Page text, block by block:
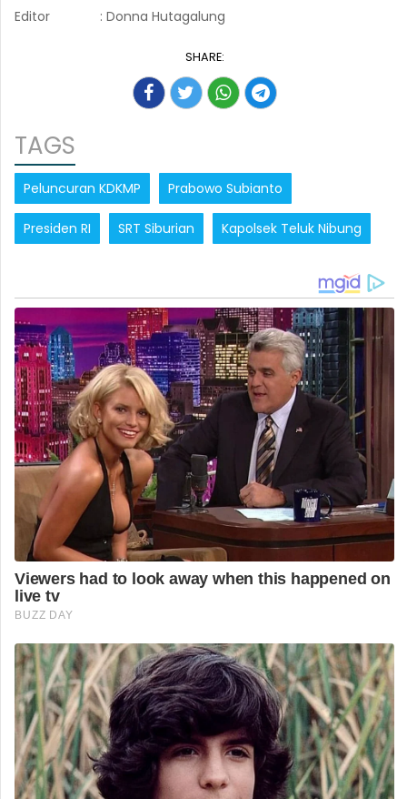
Editor : Donna Hutagalung
SHARE:
TAGS
Peluncuran KDKMP Prabowo Subianto
Presiden RI SRT Siburian Kapolsek Teluk Nibung